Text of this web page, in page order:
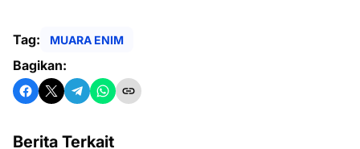
Tag: MUARA ENIM
Bagikan:
Berita Terkait